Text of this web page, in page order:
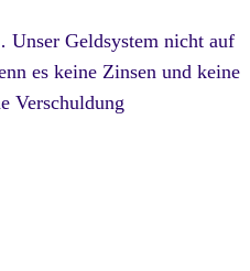
Geldsystem nicht auf
es keine Zinsen und keine
Verschuldung